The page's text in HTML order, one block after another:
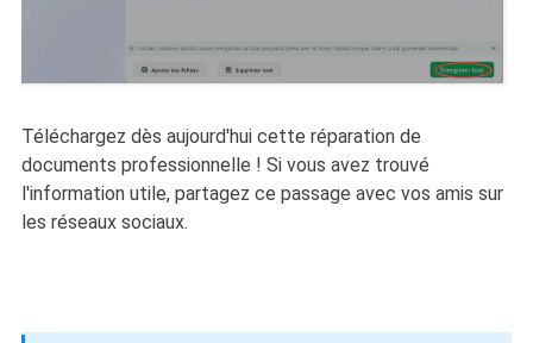
Téléchargez dès aujourd'hui cette réparation de
documents professionnelle ! Si vous avez trouvé
l'information utile, partagez ce passage avec vos amis sur
les réseaux sociaux.